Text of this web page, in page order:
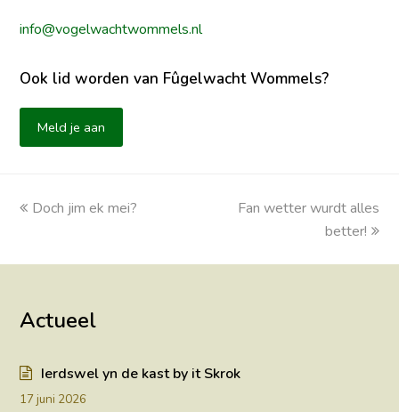
info@vogelwachtwommels.nl
Ook lid worden van Fûgelwacht Wommels?
Meld je aan
previous
Doch jim ek mei?
next
Fan wetter wurdt alles
better!
Actueel
Ierdswel yn de kast by it Skrok
17 juni 2026